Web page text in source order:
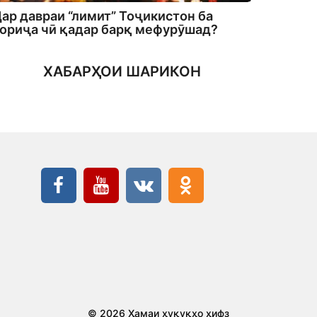
давраи “лимит” Тоҷикистон ба
чӣ қадар барқ мефурӯшад?
ХАБАРҲОИ ШАРИКОН
© 2026 Ҳамаи ҳуқуқҳо ҳифз